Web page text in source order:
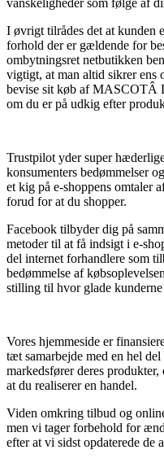
I øvrigt tilrådes det at kunden
forhold der er gældende for
ombytningsret netbutikken
vigtigt, at man altid sikrer ens
bevise sit køb af MASCOTÂ
om du er på udkig efter
Trustpilot yder super
konsumenters bedømmelser
et kig på e-shoppens omtaler
forud for at du shopper.
Facebook tilbyder dig på
metoder til at få indsigt i e-
del internet forhandlere som
bedømmelse af
stilling til hvor glade kunderne
Vores hjemmeside er
tæt samarbejde med en hel
markedsfører deres
at du realiserer en handel.
Viden omkring tilbud og
men vi tager forbehold for
efter at vi sidst opdaterede de